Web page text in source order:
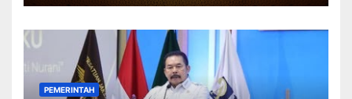
PEMERINTAH